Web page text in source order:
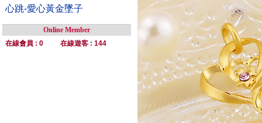
心跳-愛心黃金墜子
Online Member
在線會員 : 0
在線遊客 : 144